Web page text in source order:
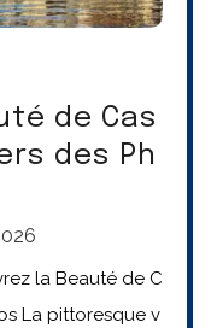
de Cas
des Ph
la Beauté de C
La pittoresque v